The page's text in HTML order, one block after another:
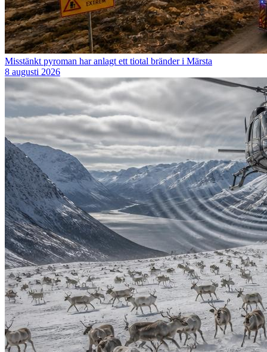
Misstänkt pyroman har anlagt ett tiotal bränder i Märsta
8 augusti 2026